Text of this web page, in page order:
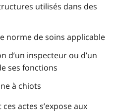
utilisés dans des
norme de soins applicable
d’un inspecteur ou d’un
ses fonctions
à chiots
actes s’expose aux